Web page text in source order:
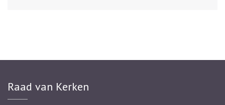
Raad van Kerken